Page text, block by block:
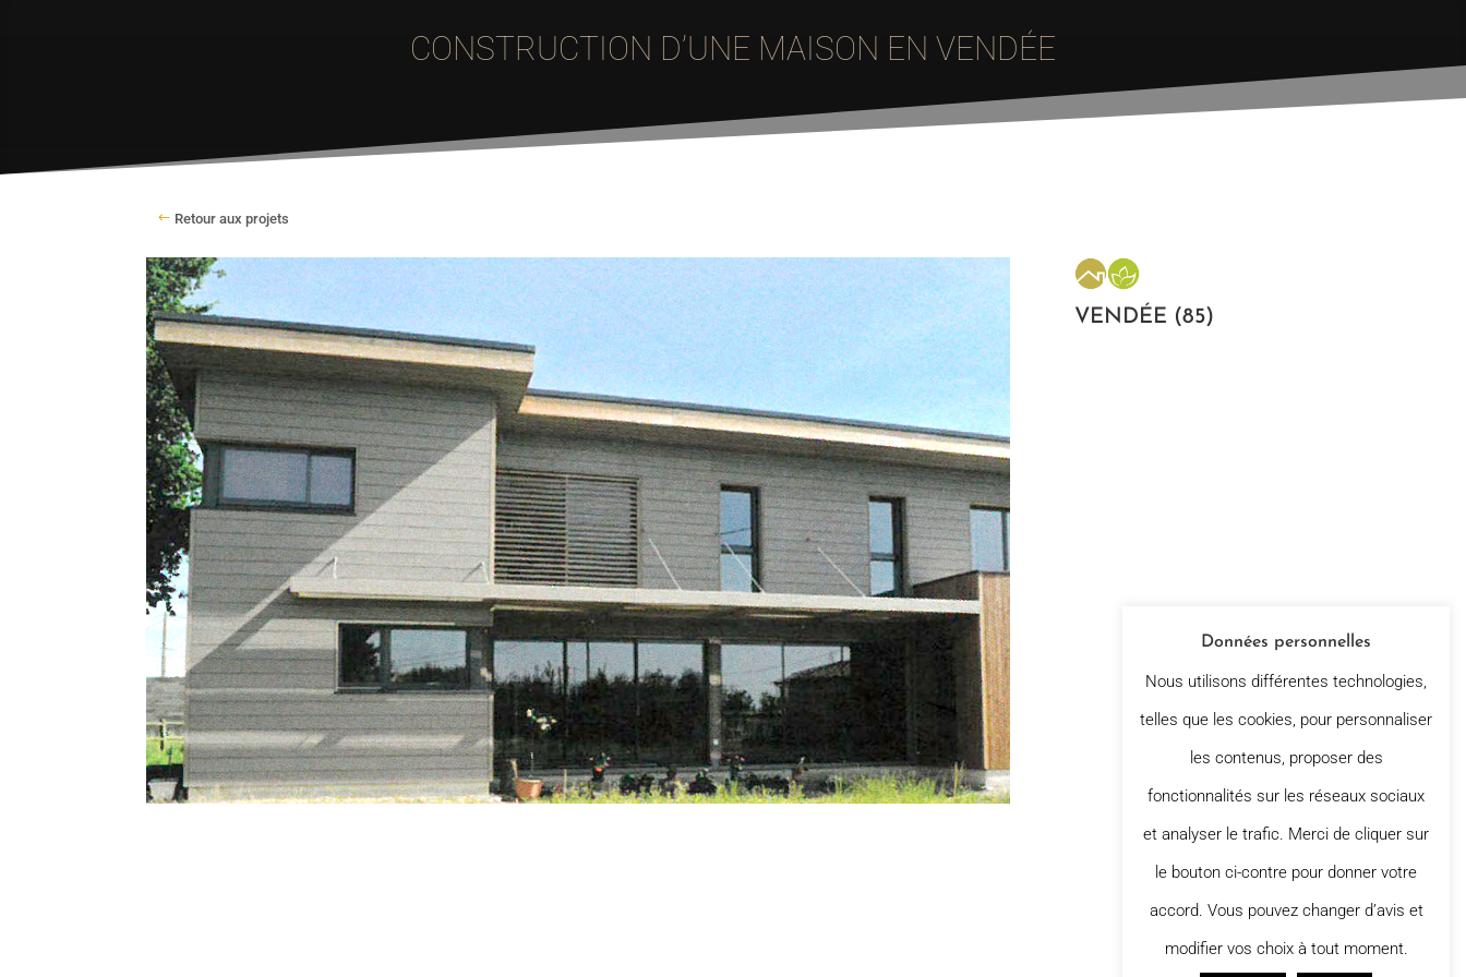
CONSTRUCTION D’UNE MAISON EN VENDÉE
Retour aux projets
VENDÉE (85)
Données personnelles
Nous utilisons différentes technologies,
telles que les cookies, pour personnaliser
les contenus, proposer des
fonctionnalités sur les réseaux sociaux
et analyser le trafic. Merci de cliquer sur
le bouton ci-contre pour donner votre
accord. Vous pouvez changer d’avis et
modifier vos choix à tout moment.